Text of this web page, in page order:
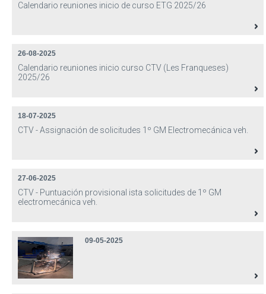
Calendario reuniones inicio de curso ETG 2025/26
26-08-2025
Calendario reuniones inicio curso CTV (Les Franqueses)
2025/26
18-07-2025
CTV - Assignación de solicitudes 1º GM Electromecánica veh.
27-06-2025
CTV - Puntuación provisional ista solicitudes de 1º GM
electromecánica veh.
09-05-2025